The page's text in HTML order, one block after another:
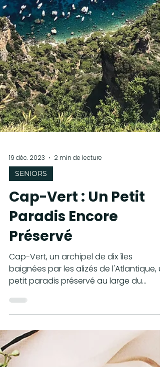
19 déc. 2023 2 min de lecture
Cap-Vert : Un Petit
Paradis Encore
Préservé